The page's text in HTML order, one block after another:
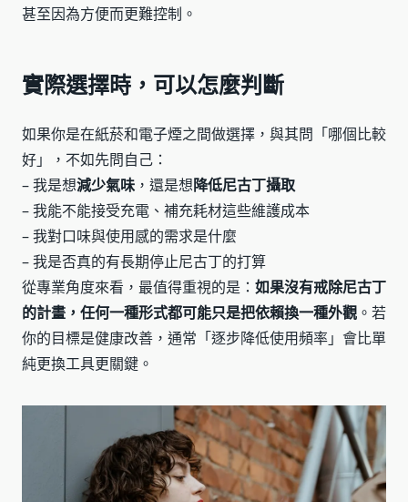
甚至因為方便而更難控制。
實際選擇時，可以怎麼判斷
如果你是在紙菸和電子煙之間做選擇，與其問「哪個比較
好」，不如先問自己：
– 我是想減少氣味 ，還是想降低尼古丁攝取
– 我能不能接受充電、補充耗材這些維護成本
– 我對口味與使用感的需求是什麼
– 我是否真的有長期停止尼古丁的打算
從專業角度來看，最值得重視的是： 如果沒有戒除尼古丁
的計畫，任何一種形式都可能只是把依賴換一種外觀 。若
你的目標是健康改善，通常「逐步降低使用頻率」會比單
純更換工具更關鍵。